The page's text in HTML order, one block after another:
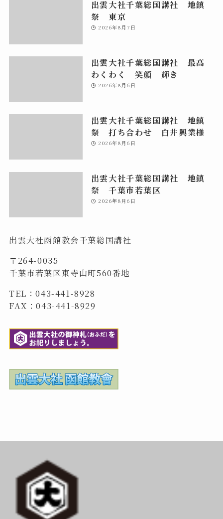
出雲大社千葉総国講社 地鎮
祭 東京
2026年8月7日
出雲大社千葉総国講社 最高
わくわく 笑顔 輝き
2026年8月6日
出雲大社千葉総国講社 地鎮
祭 打ち合わせ 白井興業様
2026年8月6日
出雲大社千葉総国講社 地鎮
祭 千葉市若葉区
2026年8月6日
出雲大社函館教会千葉総国講社
〒264-0035
千葉市若葉区東寺山町560番地
TEL：043-441-8928
FAX：043-441-8929